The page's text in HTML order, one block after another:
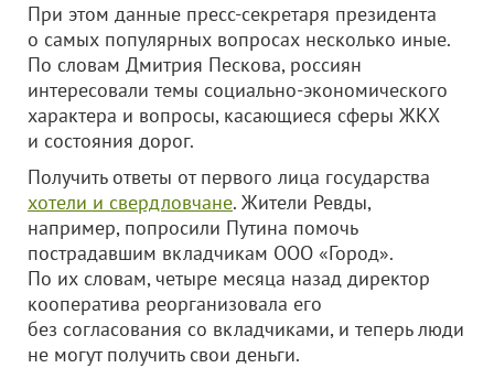
При этом данные пресс-секретаря президента
о самых популярных вопросах несколько иные.
По словам Дмитрия Пескова, россиян
интересовали темы социально-экономического
характера и вопросы, касающиеся сферы ЖКХ
и состояния дорог.
Получить ответы от первого лица государства
хотели и свердловчане. Жители Ревды,
например, попросили Путина помочь
пострадавшим вкладчикам ООО «Город».
По их словам, четыре месяца назад директор
кооператива реорганизовала его
без согласования со вкладчиками, и теперь люди
не могут получить свои деньги.